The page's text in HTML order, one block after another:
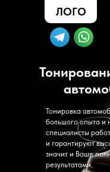
Тонировка
большого опыта и
специалисты
и гарантируют
значит и Ваше
результатами.
ЛОГО